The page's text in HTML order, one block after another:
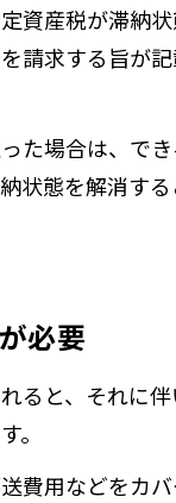
資産税が滞納
請求する旨が
た場合は、で
状態を解消す
必要
ると、それに
。
費用などをカ